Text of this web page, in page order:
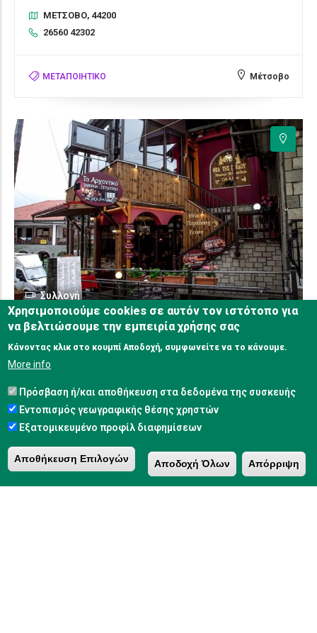
ΜΈΤΣΟΒΟ, 44200
26560 42302
ΜΕΤΑΠΟΙΗΤΙΚΟ Μέτσοβο
Συλλογή
ΤΟ ΑΡΧΟΝΤΙΚΌ ΜΕ ΘΈΑ ΤΗΣ ΠΊΝΔΟΥ
ΓΕΩΡ. ΑΒΈΡΩΦ 3, 44200 / ΜΈΤΣΟΒΟ
ΤΟΥΡΙΣΤΙΚΟ ΚΑΙ
ΜΕΤΑΦΟΡΩΝ
Χρησιμοποιούμε cookies σε αυτόν τον ιστότοπο για
να βελτιώσουμε την εμπειρία χρήσης σας
Κάνοντας κλικ στο κουμπί Αποδοχή, συμφωνείτε να το κάνουμε.
More info
Πρόσβαση ή/και αποθήκευση στα δεδομένα της συσκευής
Εντοπισμός γεωγραφικής θέσης χρηστών
Εξατομικευμένο προφίλ διαφημίσεων
Αποθήκευση Επιλογών Αποδοχή Όλων Απόρριψη